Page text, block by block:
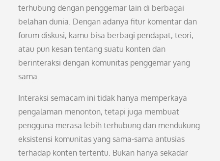
terhubung dengan penggemar lain di berbagai
belahan dunia. Dengan adanya fitur komentar dan
forum diskusi, kamu bisa berbagi pendapat, teori,
atau pun kesan tentang suatu konten dan
berinteraksi dengan komunitas penggemar yang
sama.
Interaksi semacam ini tidak hanya memperkaya
pengalaman menonton, tetapi juga membuat
pengguna merasa lebih terhubung dan mendukung
eksistensi komunitas yang sama-sama antusias
terhadap konten tertentu. Bukan hanya sekadar